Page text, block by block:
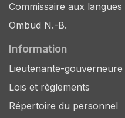
Commissaire aux
Ombud N.-B.
Information
Lieutenante-
Lois et règlements
Répertoire du personnel